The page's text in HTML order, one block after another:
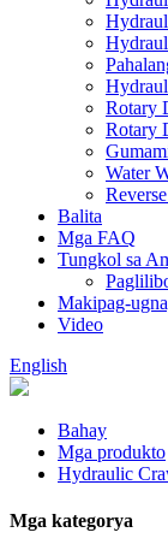
Rotary
Rotary
Water
Balita
Mga FAQ
Tungkol sa
Makipag-
Video
English
Bahay
Mga produkto
Hydraulic
Mga kategorya